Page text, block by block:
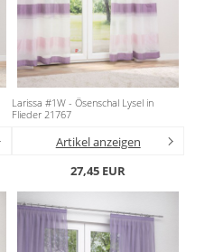
Larissa #1W - Ösenschal Lysel in
Flieder 21767
Artikel anzeigen
27,45 EUR